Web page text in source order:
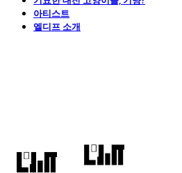
아티스트
엘디프 소개